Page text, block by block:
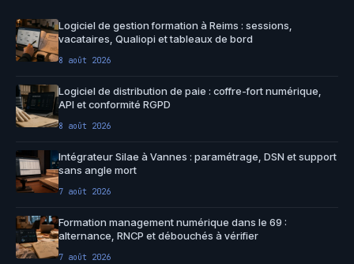
Logiciel de gestion formation à Reims : sessions,
vacataires, Qualiopi et tableaux de bord
8 août 2026
Logiciel de distribution de paie : coffre-fort numérique,
API et conformité RGPD
8 août 2026
Intégrateur Silae à Vannes : paramétrage, DSN et support
sans angle mort
7 août 2026
Formation management numérique dans le 69 :
alternance, RNCP et débouchés à vérifier
7 août 2026